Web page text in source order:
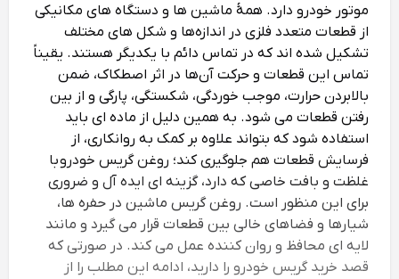
موتور خودرو دارد. همۀ ماشین ‌ها و دستگاه‌ های مکانیکی
از قطعات متعدد فلزی در اندازه‌ها و شکل ‌های مختلف
تشکیل شده‌ اند که در تماس دائم با یکدیگر هستند. یقیناً
تماس این قطعات و حرکت آن‌ها در اثر اصطکاک، ضمن
بالابردن حرارت، موجب خوردگی، شکستگی، پارگی و از بین
رفتن قطعات می ‌شود. به همین دلیل از ماده ‌ای باید
استفاده شود که بتواند علاوه بر کمک به روانکاری، از
فرسایش قطعات هم جلوگیری کند؛ روغن گریس خودروبا
غلظت و بافت خاصی که دارد، گزینه‌ ای ایده‌ آل و ضروری
برای این منظور است. روغن گریس ماشین در حفره‌ ها،
شیارها و فضاهای خالی بین قطعات قرار می ‌گیرد و مانند
لایه ‌ای محافظ و روان ‌کننده عمل می ‌کند. در صورتی که
قصد خرید گریس خودرو را دارید، ادامه این مطلب را از